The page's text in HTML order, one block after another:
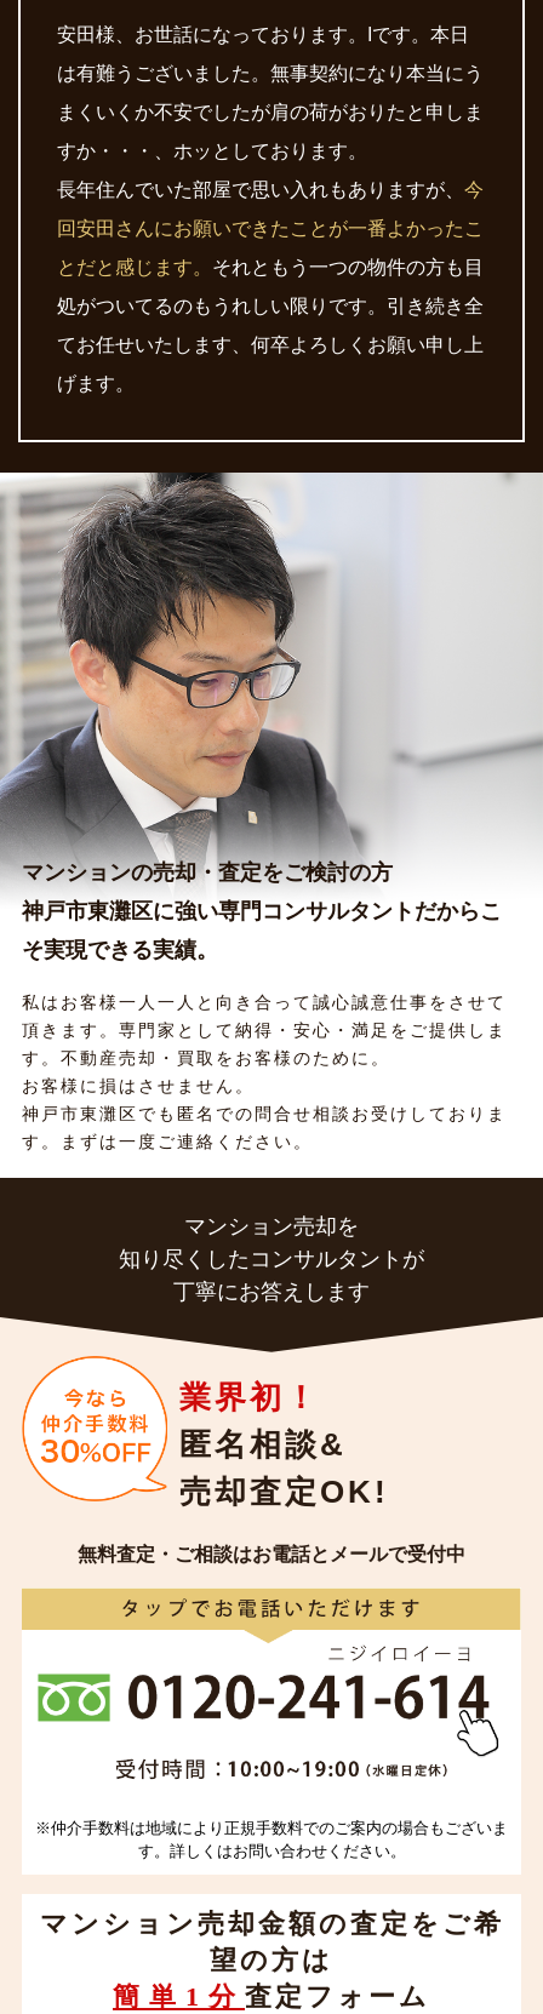
安田様、お世話になっております。Iです。本日
は有難うございました。無事契約になり本当にう
まくいくか不安でしたが肩の荷がおりたと申しま
すか・・・、ホッとしております。
長年住んでいた部屋で思い入れもありますが、 今
回安田さんにお願いできたことが一番よかったこ
とだと感じます。 それともう一つの物件の方も目
処がついてるのもうれしい限りです。引き続き全
てお任せいたします、何卒よろしくお願い申し上
げます。
マンションの売却・査定をご検討の方
神戸市東灘区に強い専門コンサルタントだからこ
そ実現できる実績。
私はお客様一人一人と向き合って誠心誠意仕事をさせて
頂きます。専門家として納得・安心・満足をご提供しま
す。不動産売却・買取をお客様のために。
お客様に損はさせません。
神戸市東灘区でも匿名での問合せ相談お受けしておりま
す。まずは一度ご連絡ください。
マンション売却を
知り尽くしたコンサルタントが
丁寧にお答えします
業界初！
匿名相談&
売却査定OK!
無料査定・ご相談はお電話とメールで受付中
※仲介手数料は地域により正規手数料でのご案内の場合もございま
す。詳しくはお問い合わせください。
マンション売却金額の査定をご希
望の方は
簡単1分 査定フォーム